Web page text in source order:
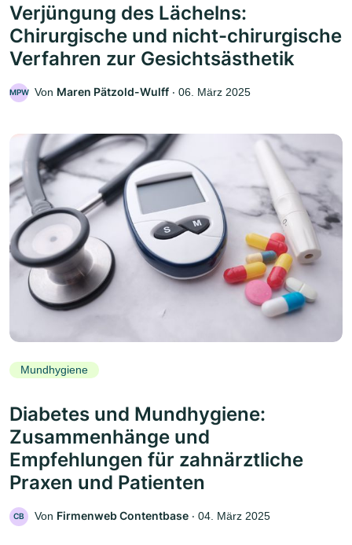
Verjüngung des Lächelns:
Chirurgische und nicht-chirurgische
Verfahren zur Gesichtsästhetik
MPW Von Maren Pätzold-Wulff ‧ 06. März 2025
Mundhygiene
Diabetes und Mundhygiene:
Zusammenhänge und
Empfehlungen für zahnärztliche
Praxen und Patienten
CB Von Firmenweb Contentbase ‧ 04. März 2025